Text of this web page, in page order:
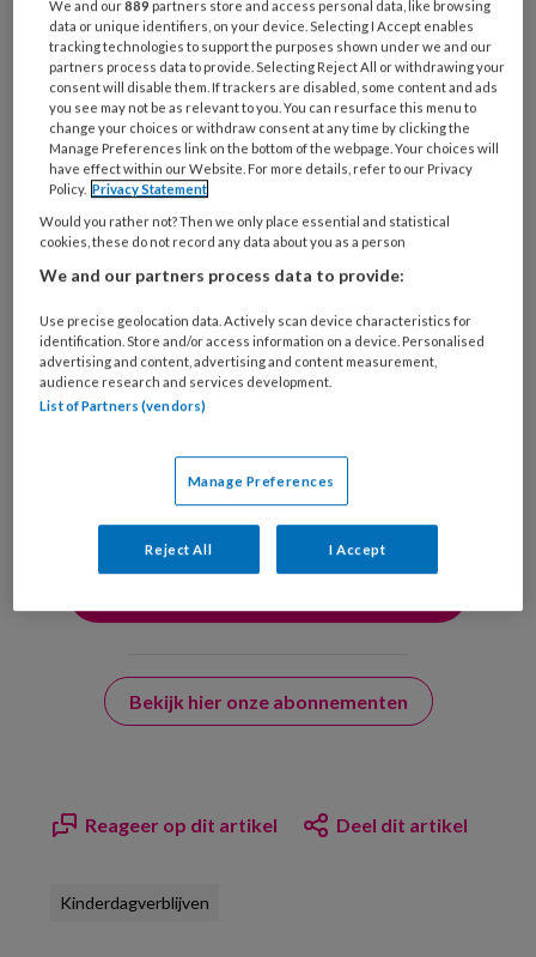
welke
organisatie
werk
je?
Untitled
Ontvang 2x per week de
KinderopvangTotaal nieuwsbrief
Ontvang iedere zondag het
Management Kinderopvang
Weekoverzicht
van KinderopvangTotaal en
Springer Media B.V.
?
Bekijk hier onze abonnementen
Reageer op dit artikel Deel dit artikel
Kinderdagverblijven
We and our889 partners store and access personal data, like browsing
data or unique identifiers, on your device. Selecting I Accept enables
tracking technologies to support the purposes shown under we and our
partners process data to provide. Selecting Reject All or withdrawing your
consent will disable them. If trackers are disabled, some content and ads
you see may not be as relevant to you. You can resurface this menu to
change your choices or withdraw consent at any time by clicking the
Manage Preferences link on the bottom of the webpage. Your choices will
have effect within our Website. For more details, refer to our Privacy
Policy. Privacy Statement
Would you rather not? Then we only place essential and statistical
cookies, these do not record any data about you as a person
We and our partners process data to provide:
Use precise geolocation data. Actively scan device characteristics for
identification. Store and/or access information on a device. Personalised
advertising and content, advertising and content measurement,
audience research and services development.
List of Partners (vendors)
Manage Preferences
Reject All I Accept